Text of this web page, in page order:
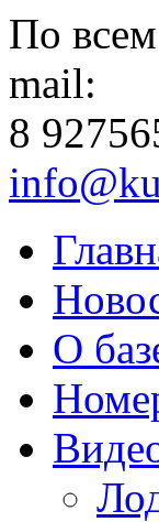
По
mail:
8 927
О